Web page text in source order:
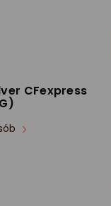
CFexpress